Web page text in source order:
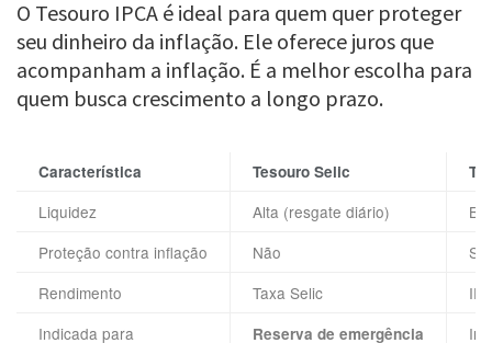
O Tesouro IPCA é ideal para quem quer proteger
seu dinheiro da inflação. Ele oferece juros que
acompanham a inflação. É a melhor escolha para
quem busca crescimento a longo prazo.
Característica Tesouro Selic
Liquidez Alta (resgate diário)
Proteção contra inflação
Não
Rendimento
Taxa Selic
Indicada para
Reserva de emergência